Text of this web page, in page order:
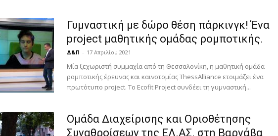
Γυμναστική με δώρο θέση πάρκινγκ! Ένα
project μαθητικής ομάδας ρομποτικής.
Δ&Π - 17 Απριλίου 2021
Μία ξεχωριστή συμμαχία από τη Θεσσαλονίκη, η μαθητική ομάδα
ρομποτικής έρευνας και καινοτομίας ThessAlliance ετοιμάζει ένα
πρωτότυπο project. Το Ecofit Project συνδέει τη γυμναστική...
Ομάδα Διαχείρισης και Οριοθέτησης
Συναθροίσεων της ΕΛ.ΑΣ. στη Βαρνάβα